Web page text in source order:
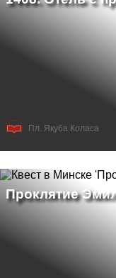
Пл. Якуба Коласа